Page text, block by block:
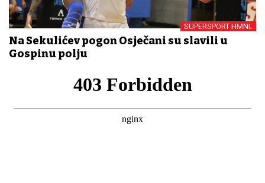
SUPERSPORT HMNL
Na Sekulićev pogon Osječani su slavili u
Gospinu polju